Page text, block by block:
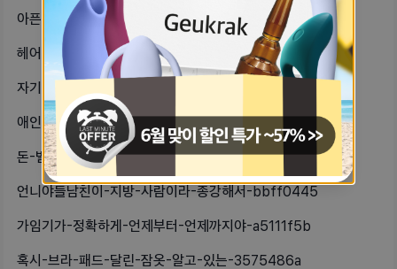
아픈데-남자친구가-금요일날-하자고-해-2813ab12
헤어모델-해본-쟈기들-약값만-받겠다는-6bb47ade
자기들-혹시-남자-코스튬은-다들-어디-bc664261
애인-있는-자기들다들-남자친구랑-나이-e22da3a2
돈-별로-안-들어가는-데이트-추천해죠-141a0ae3
언니야들남친이-지방-사람이라-종강해서-bbff0445
가임기가-정확하게-언제부터-언제까지야-a5111f5b
혹시-브라-패드-달린-잠옷-알고-있는-3575486a